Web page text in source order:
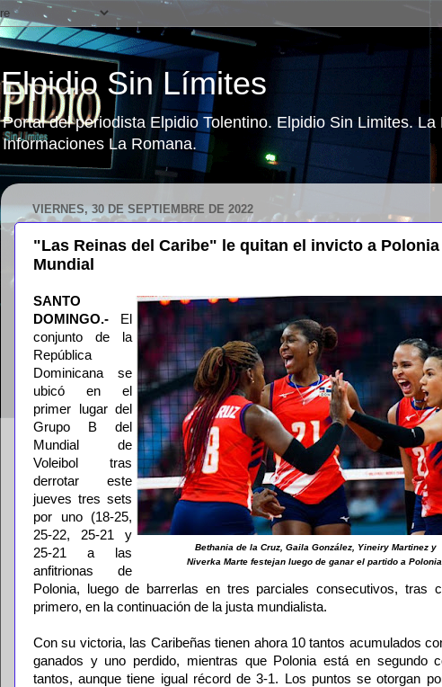
Elpidio Sin Límites
Portal del periodista Elpidio Tolentino. Elpidio Sin Limites.
Informaciones La Romana.
VIERNES, 30 DE SEPTIEMBRE DE 2022
"Las Reinas del Caribe" le quitan el invicto a Polonia
Mundial
Bethania de la Cruz, Gaila González, Yineiry Martinez y
Niverka Marte festejan luego de ganar el partido a Polonia.
SANTO
DOMINGO.-
El
conjunto de la
República
Dominicana se
ubicó en el
primer lugar del
Grupo B del
Mundial de
Voleibol tras
derrotar este
jueves tres sets
por uno (18-25,
25-22, 25-21 y
25-21 a las
anfitrionas de
Polonia, luego de barrerlas en tres parciales consecutivos, tras
primero, en la continuación de la justa mundialista.
Con su victoria, las Caribeñas tienen ahora 10 tantos acumulados
ganados y uno perdido, mientras que Polonia está en segundo
tantos, aunque tiene igual récord de 3-1. Los puntos se otorgan